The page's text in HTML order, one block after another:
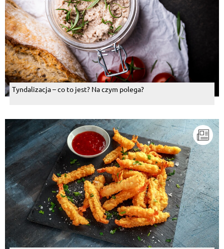
Tyndalizacja – co to jest? Na czym polega?